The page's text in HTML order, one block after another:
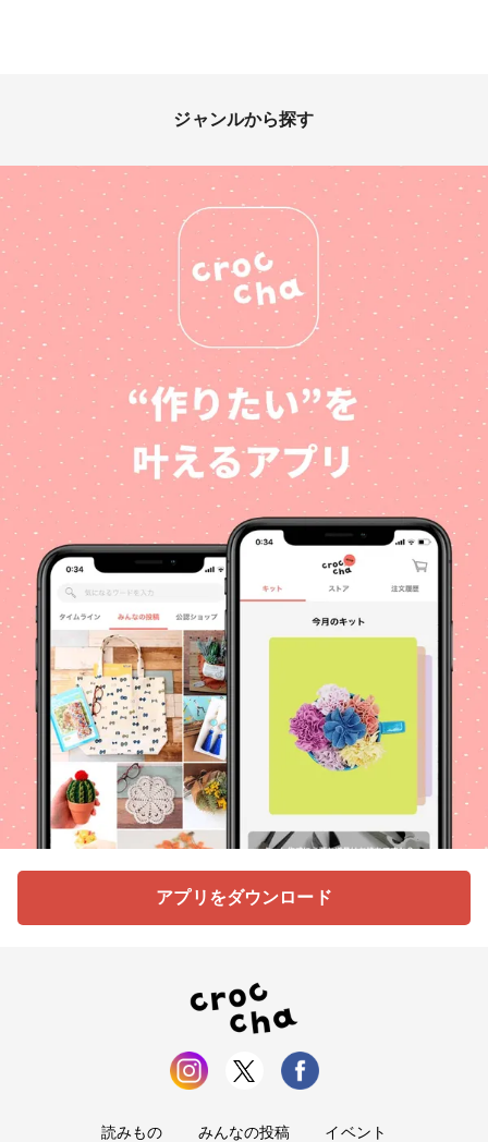
ジャンルから探す
アプリをダウンロード
読みもの みんなの投稿 イベント